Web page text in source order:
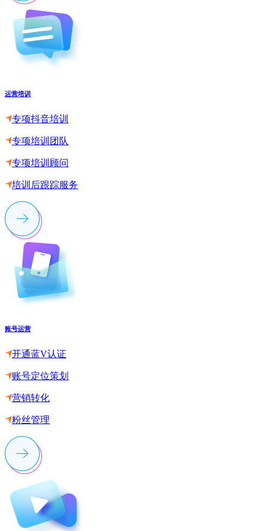
运营培训
专项抖音培训
专项培训团队
专项培训顾问
培训后跟踪服务
账号运营
开通蓝V认证
账号定位策划
营销转化
粉丝管理